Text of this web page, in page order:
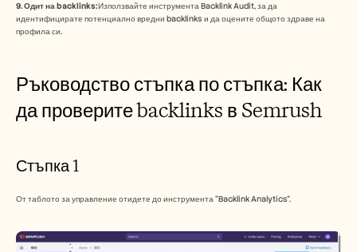
9. Одит на backlinks:Използвайте инструмента Backlink Audit, за да
идентифицирате потенциално вредни backlinks и да оцените общото здраве на
профила си.
Ръководство стъпка по стъпка: Как
да проверите backlinks в Semrush
Стъпка 1
От таблото за управление отидете до инструмента “Backlink Analytics”.